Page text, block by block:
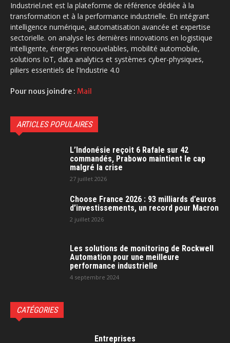
Industriel.net est la plateforme de référence dédiée à la
transformation et à la performance industrielle. En intégrant
intelligence numérique, automatisation avancée et expertise
sectorielle. on analyse les dernières innovations en logistique
intelligente, énergies renouvelables, mobilité automobile,
solutions IoT, data analytics et systèmes cyber-physiques,
piliers essentiels de l’Industrie 4.0
Pour nous joindre : Mail
ARTICLES POPULAIRES
L’Indonésie reçoit 6 Rafale sur 42
commandés, Prabowo maintient le cap
malgré la crise
27 juillet 2026
Choose France 2026 : 93 milliards d’euros
d’investissements, un record pour Macron
2 juillet 2026
Les solutions de monitoring de Rockwell
Automation pour une meilleure
performance industrielle
4 septembre 2024
CATÉGORIES
Entreprises